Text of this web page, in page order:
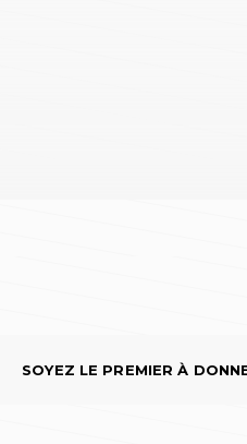
SOYEZ LE PREMIER À